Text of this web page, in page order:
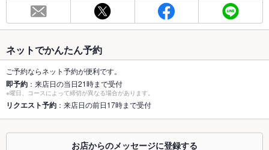
最大宴会収
65人
個室 なし
座敷 なし
掘りごたつ なし
カウンター なし
ネットでかんたん予約
ご予約ならネット予約が便利です。
即予約 ：来店日の当日21時まで受付
※曜日、コースによって締切が異なる場合があります。
リクエスト予約 ：来店日の前日17時まで受付
お店からのメッセージに登録する